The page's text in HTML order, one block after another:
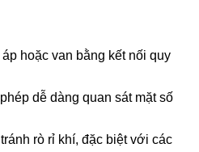
hoặc van bằng kết nối quy
dễ dàng quan sát mặt số
rò rỉ khí, đặc biệt với các